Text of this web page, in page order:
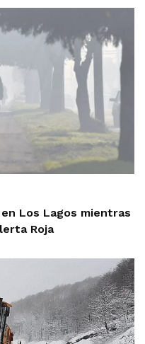
Los Lagos mientras
Roja